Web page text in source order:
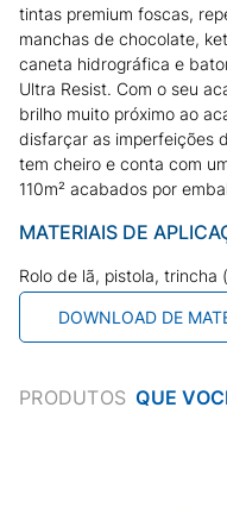
tintas premium foscas,
manchas de chocolate,
caneta hidrográfica e
Ultra Resist. Com o seu
brilho muito próximo ao
disfarçar as imperfeições
tem cheiro e conta com
110m² acabados por
MATERIAIS DE
Rolo de lã, pistola, trincha
DOWNLOAD DE
PRODUTOS